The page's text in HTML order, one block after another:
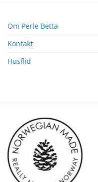
Om Perle Betta
Kontakt
Husflid